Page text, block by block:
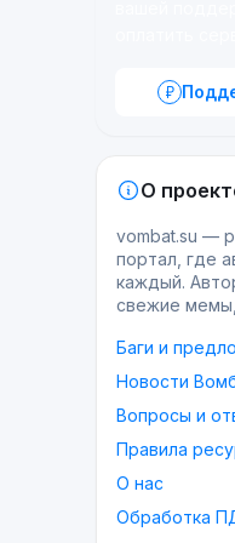
О
vombat.su —
портал, где
каждый.
свежие
Баги и
Новости
Вопросы и
Правила
О нас
Обработка